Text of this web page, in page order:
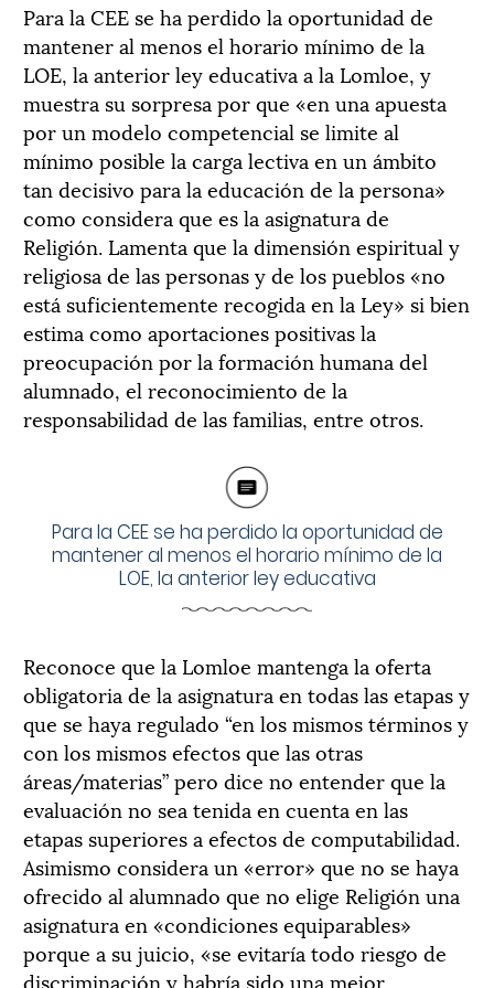
Para la CEE se ha perdido la oportunidad de
mantener al menos el horario mínimo de la
LOE, la anterior ley educativa a la Lomloe, y
muestra su sorpresa por que «en una apuesta
por un modelo competencial se limite al
mínimo posible la carga lectiva en un ámbito
tan decisivo para la educación de la persona»
como considera que es la asignatura de
Religión. Lamenta que la dimensión espiritual y
religiosa de las personas y de los pueblos «no
está suficientemente recogida en la Ley» si bien
estima como aportaciones positivas la
preocupación por la formación humana del
alumnado, el reconocimiento de la
responsabilidad de las familias, entre otros.
Para la CEE se ha perdido la oportunidad de
mantener al menos el horario mínimo de la
LOE, la anterior ley educativa
Reconoce que la Lomloe mantenga la oferta
obligatoria de la asignatura en todas las etapas y
que se haya regulado “en los mismos términos y
con los mismos efectos que las otras
áreas/materias” pero dice no entender que la
evaluación no sea tenida en cuenta en las
etapas superiores a efectos de computabilidad.
Asimismo considera un «error» que no se haya
ofrecido al alumnado que no elige Religión una
asignatura en «condiciones equiparables»
porque a su juicio, «se evitaría todo riesgo de
discriminación y habría sido una mejor